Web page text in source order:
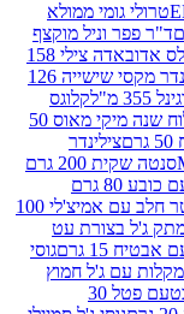
ממולא
מוקצף
פרינגלס אדובאדה צילי 158
שוקולד קינדר מקסי שישייה 126
קלוגס
גונץ שוקולד לוח שנה מיקי מאוס 50
סנטה שקית 200 גרם
עם כובע 80 גרם
ריטר חלב עם אמיצ'לי 100
עט
גוסי
חמוץ
בטעם פטל 30